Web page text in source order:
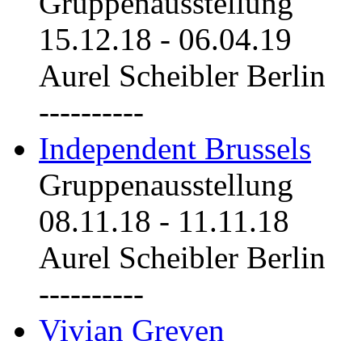
15.12.18 - 06.04.19
Aurel Scheibler Berlin
----------
Independent Brussels
Gruppenausstellung
08.11.18 - 11.11.18
Aurel Scheibler Berlin
----------
Vivian Greven